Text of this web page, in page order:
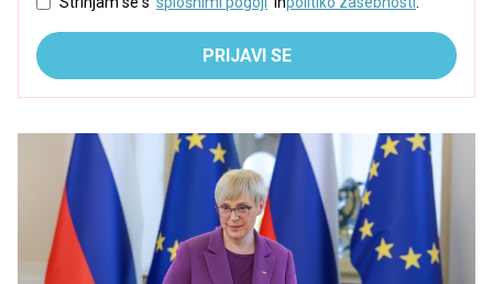
PRIJAVI SE